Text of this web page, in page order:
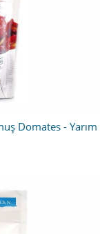
Domates - Yarım